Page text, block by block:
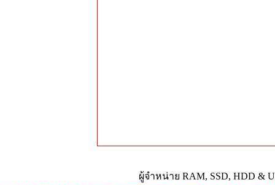
ผู้จำหน่าย RAM, SSD, HDD &